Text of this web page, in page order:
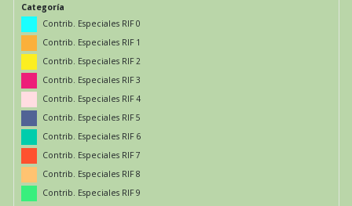
Categoría
Contrib. Especiales RIF 0
Contrib. Especiales RIF 1
Contrib. Especiales RIF 2
Contrib. Especiales RIF 3
Contrib. Especiales RIF 4
Contrib. Especiales RIF 5
Contrib. Especiales RIF 6
Contrib. Especiales RIF 7
Contrib. Especiales RIF 8
Contrib. Especiales RIF 9